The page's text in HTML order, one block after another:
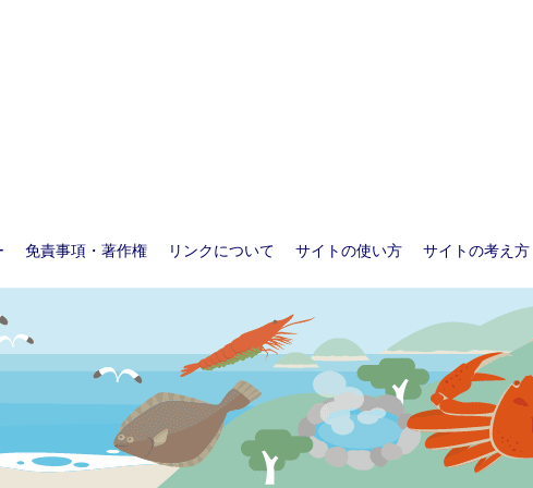
免責事項・著作権 リンクについて サイトの使い方 サイトの考え方